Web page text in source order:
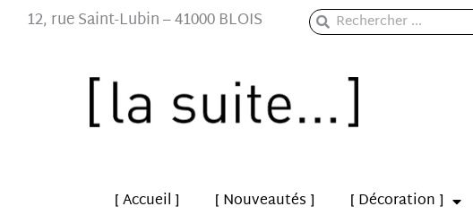
12, rue Saint-Lubin – 41000 BLOIS Rechercher
Rechercher
[ Accueil ] [ Nouveautés ] [ Décoration ]